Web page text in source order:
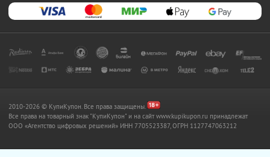
2010-2026 © КупиКупон. Все права защищены.
Все права на товарный знак "КупиКупон" и на сайт www.kupikupon.ru принадлежат
OOO «Агентство цифровых решений» ИНН 7705523387, ОГРН 1127747063212